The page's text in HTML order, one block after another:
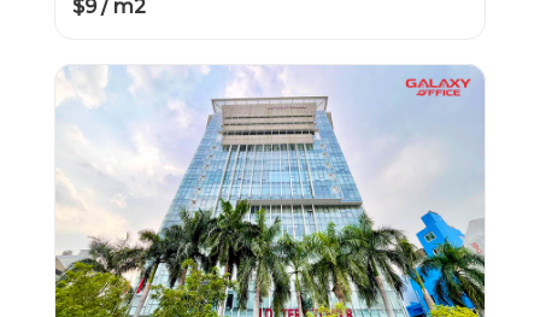
$9 / m2